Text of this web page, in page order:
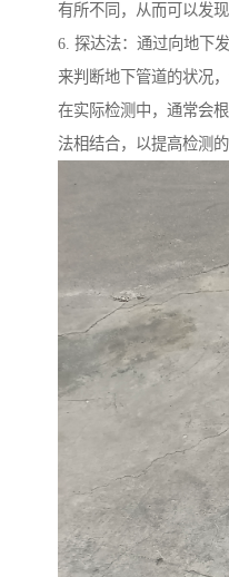
有所不同，从而可以发现
6. 探达法：通过向地下
来判断地下管道的状况
在实际检测中，通常会
法相结合，以提高检测的